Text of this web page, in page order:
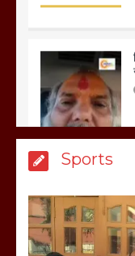
Sports